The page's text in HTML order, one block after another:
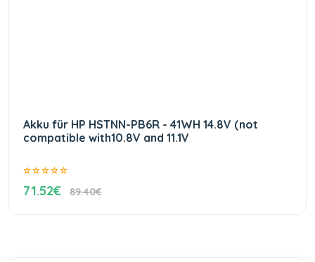
Akku für HP HSTNN-PB6R - 41WH 14.8V (not
compatible with10.8V and 11.1V
71.52€ 89.40€